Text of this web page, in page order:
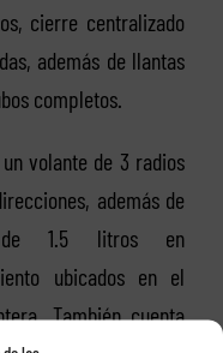
cierre centralizado
además de llantas
completos.
volante de 3 radios
además de
de 1.5 litros en
ubicados en el
También cuenta